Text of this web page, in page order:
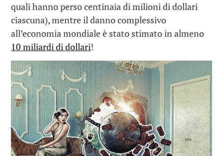
quali hanno perso centinaia di milioni di dollari
ciascuna), mentre il danno complessivo
all’economia mondiale è stato stimato in almeno
10 miliardi di dollari!